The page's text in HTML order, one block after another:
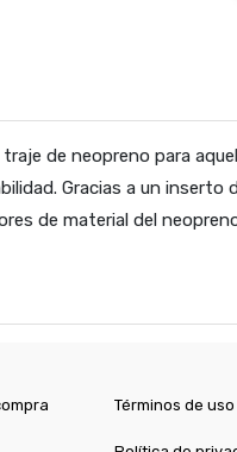
de neopreno para
Gracias a un
de material del
Términos de uso